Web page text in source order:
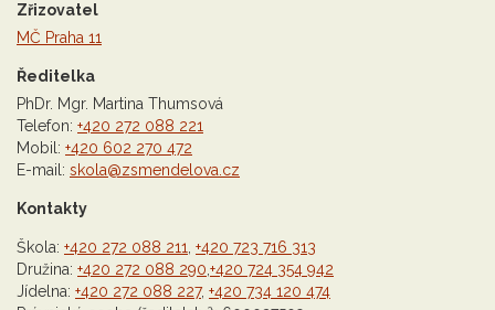
Zřizovatel
MČ Praha 11
Ředitelka
PhDr. Mgr. Martina Thumsová
Telefon: +420 272 088 221
Mobil: +420 602 270 472
E-mail: skola@zsmendelova.cz
Kontakty
Škola: +420 272 088 211 +420 723 716 313
Družina: +420 272 088 290 +420 724 354 942
Jídelna: +420 272 088 227, +420 734 120 474